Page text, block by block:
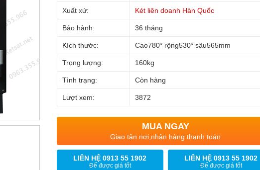
Xuất xứ: Két liên doanh Hàn Quốc
Bảo hành: 36 tháng
Kích thước: Cao780* rộng530* sâu565mm
Trọng lượng: 160kg
Tình trạng: Còn hàng
Lượt xem: 3872
MUA NGAY
Giao tận nơi,nhận hàng thanh toán
LIÊN HỆ 0913 55 1902
Để được giá tốt
LIÊN HỆ 0913 55 1902
Để được giá tốt